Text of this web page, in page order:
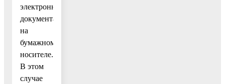
электронного
документа
на
бумажном
носителе.
В этом
случае